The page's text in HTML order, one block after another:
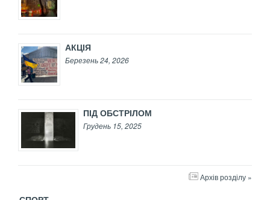
АКЦІЯ
Березень 24, 2026
ПІД ОБСТРІЛОМ
Грудень 15, 2025
Архів розділу »